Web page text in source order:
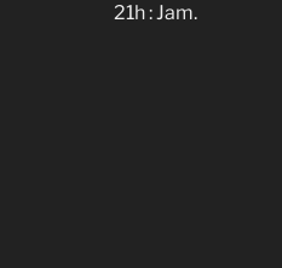
21h : Jam.